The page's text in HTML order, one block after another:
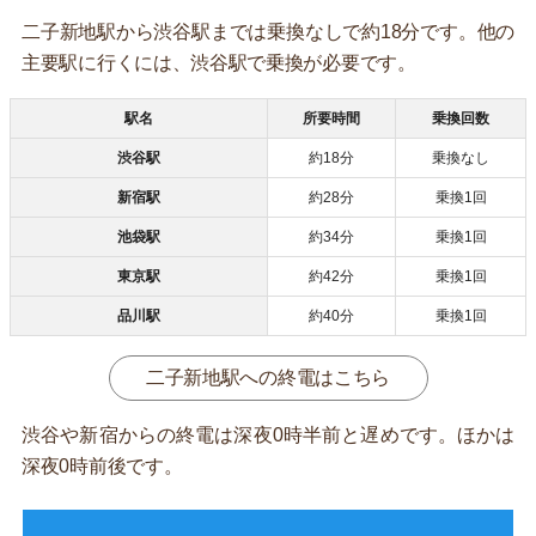
二子新地駅から渋谷駅までは乗換なしで約18分です。他の
主要駅に行くには、渋谷駅で乗換が必要です。
駅名 所要時間 乗換回数
渋谷駅 約18分 乗換なし
新宿駅 約28分 乗換1回
池袋駅 約34分 乗換1回
東京駅 約42分 乗換1回
品川駅 約40分 乗換1回
二子新地駅への終電はこちら
渋谷や新宿からの終電は深夜0時半前と遅めです。ほかは
深夜0時前後です。